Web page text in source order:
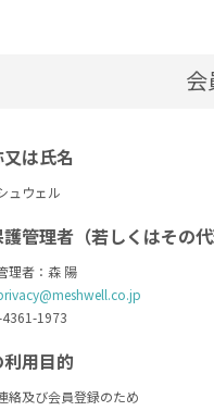
は氏名
ュウェル
管理者（若しくはその
理者：森 陽
1973
用目的
絡及び会員登録のため